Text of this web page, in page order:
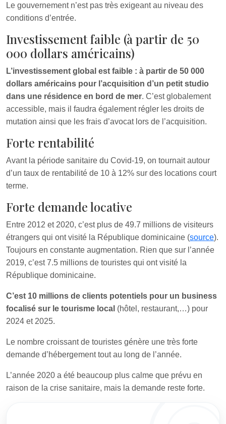
Le gouvernement n’est pas très exigeant au niveau des
conditions d’entrée.
Investissement faible (à partir de 50
000 dollars américains)
L’investissement global est faible : à partir de 50 000
dollars américains pour l’acquisition d’un petit studio
dans une résidence en bord de mer. C’est globalement
accessible, mais il faudra également régler les droits de
mutation ainsi que les frais d’avocat lors de l’acquisition.
Forte rentabilité
Avant la période sanitaire du Covid-19, on tournait autour
d’un taux de rentabilité de 10 à 12% sur des locations court
terme.
Forte demande locative
Entre 2012 et 2020, c’est plus de 49.7 millions de visiteurs
étrangers qui ont visité la République dominicaine (source).
Toujours en constante augmentation. Rien que sur l’année
2019, c’est 7.5 millions de touristes qui ont visité la
République dominicaine.
C’est 10 millions de clients potentiels pour un business
focalisé sur le tourisme local (hôtel, restaurant,…) pour
2024 et 2025.
Le nombre croissant de touristes génère une très forte
demande d’hébergement tout au long de l’année.
L’année 2020 a été beaucoup plus calme que prévu en
raison de la crise sanitaire, mais la demande reste forte.